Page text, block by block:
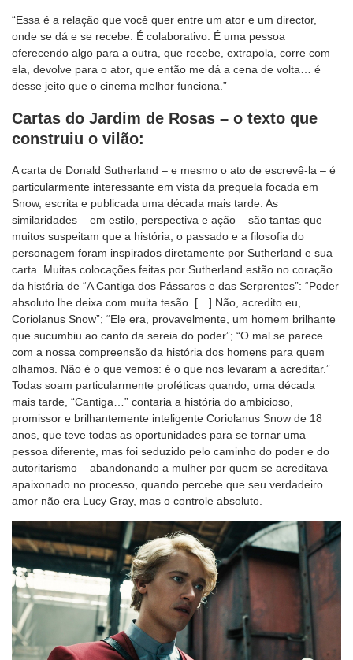
“Essa é a relação que você quer entre um ator e um director,
onde se dá e se recebe. É colaborativo. É uma pessoa
oferecendo algo para a outra, que recebe, extrapola, corre com
ela, devolve para o ator, que então me dá a cena de volta… é
desse jeito que o cinema melhor funciona.”
Cartas do Jardim de Rosas – o texto que
construiu o vilão:
A carta de Donald Sutherland – e mesmo o ato de escrevê-la – é
particularmente interessante em vista da prequela focada em
Snow, escrita e publicada uma década mais tarde. As
similaridades – em estilo, perspectiva e ação – são tantas que
muitos suspeitam que a história, o passado e a filosofia do
personagem foram inspirados diretamente por Sutherland e sua
carta. Muitas colocações feitas por Sutherland estão no coração
da história de “A Cantiga dos Pássaros e das Serprentes”: “Poder
absoluto lhe deixa com muita tesão. […] Não, acredito eu,
Coriolanus Snow”; “Ele era, provavelmente, um homem brilhante
que sucumbiu ao canto da sereia do poder”; “O mal se parece
com a nossa compreensão da história dos homens para quem
olhamos. Não é o que vemos: é o que nos levaram a acreditar.”
Todas soam particularmente proféticas quando, uma década
mais tarde, “Cantiga…” contaria a história do ambicioso,
promissor e brilhantemente inteligente Coriolanus Snow de 18
anos, que teve todas as oportunidades para se tornar uma
pessoa diferente, mas foi seduzido pelo caminho do poder e do
autoritarismo – abandonando a mulher por quem se acreditava
apaixonado no processo, quando percebe que seu verdadeiro
amor não era Lucy Gray, mas o controle absoluto.